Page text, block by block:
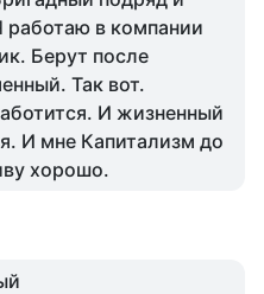
работаю в компании
Берут после
Так вот.
И жизненный
И мне Капитализм до
хорошо.